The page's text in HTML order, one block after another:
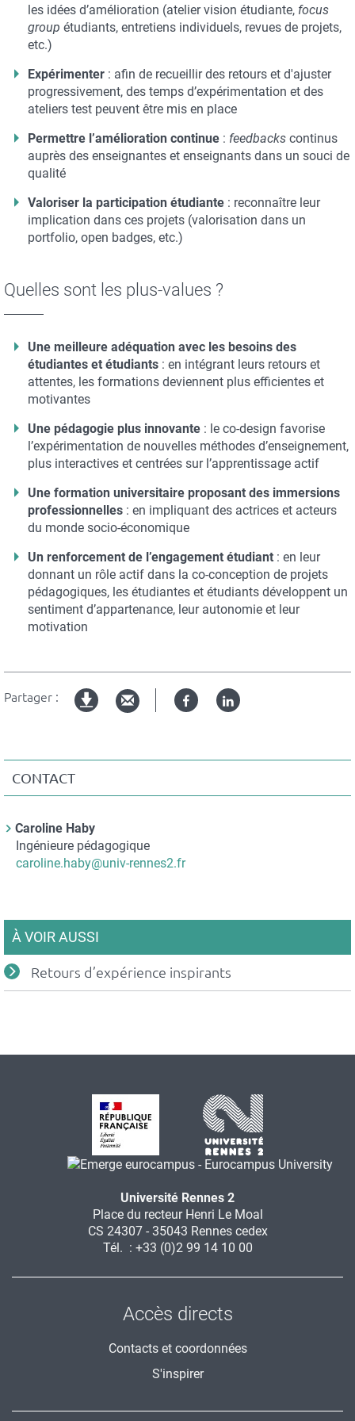
les idées d’amélioration (atelier vision étudiante, focus
group étudiants, entretiens individuels, revues de projets,
etc.)
Expérimenter : afin de recueillir des retours et d'ajuster
progressivement, des temps d’expérimentation et des
ateliers test peuvent être mis en place
Permettre l’amélioration continue : feedbacks continus
auprès des enseignantes et enseignants dans un souci de
qualité
Valoriser la participation étudiante : reconnaître leur
implication dans ces projets (valorisation dans un
portfolio, open badges, etc.)
Quelles sont les plus-values ?
Une meilleure adéquation avec les besoins des
étudiantes et étudiants : en intégrant leurs retours et
attentes, les formations deviennent plus efficientes et
motivantes
Une pédagogie plus innovante : le co-design favorise
l’expérimentation de nouvelles méthodes d’enseignement,
plus interactives et centrées sur l’apprentissage actif
Une formation universitaire proposant des immersions
professionnelles : en impliquant des actrices et acteurs
du monde socio-économique
Un renforcement de l’engagement étudiant : en leur
donnant un rôle actif dans la co-conception de projets
pédagogiques, les étudiantes et étudiants développent un
sentiment d’appartenance, leur autonomie et leur
motivation
Partager : FacebookLinked
CONTACT
Nom
du
Caroline Haby
Ingénieure pédagogique
Courriel
caroline.haby@univ-rennes2.fr
À VOIR AUSSI
Retours d’expérience inspirants
Université Rennes 2
Place du recteur Henri Le Moal
CS 24307 - 35043 Rennes cedex
Tél. : +33 (0)2 99 14 10 00
Accès directs
Contacts et coordonnées
S'inspirer